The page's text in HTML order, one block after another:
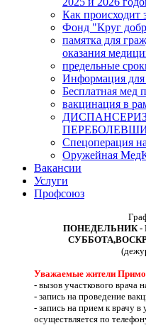
Как происходит
Фонд "Круг
памятка для
оказания
предельные
Информация для
Бесплатная мед
вакцинация в
Спецоперация
Оружейная
Вакансии
Услуги
Профсоюз
ПОНЕДЕЛЬНИК -
Уважаемые жители
- вызов участкового врача
- запись на проведение
- запись на прием к врачу
осуществляется по